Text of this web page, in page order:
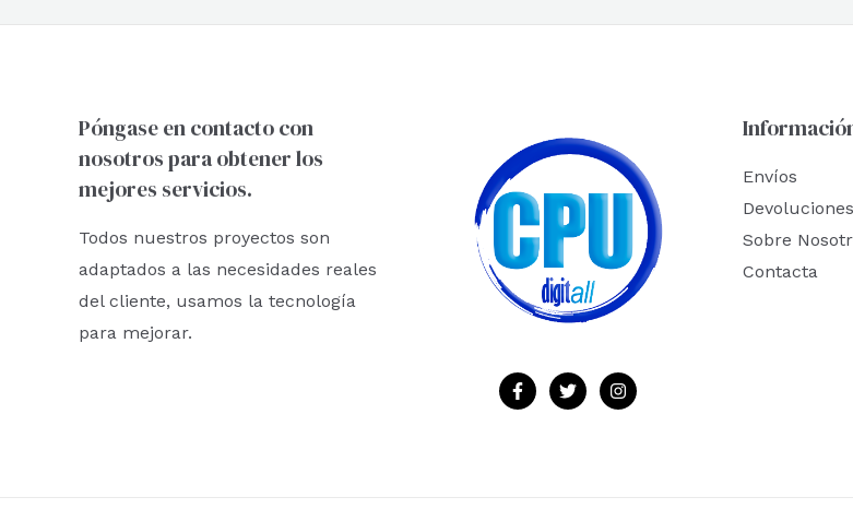
Póngase en contacto con
nosotros para obtener los
mejores servicios.
Todos nuestros proyectos son
adaptados a las necesidades reales
del cliente, usamos la tecnología
para mejorar.
Envíos
Devoluciones
Sobre
Contacta